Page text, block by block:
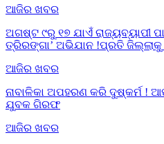
ଆଜିର ଖବର
ଅଗଷ୍ଟ ୯ରୁ ୧୭ ଯାଏଁ ରାଜ୍ୟବ୍ୟାପୀ
ତ୍ରିରଙ୍ଗା’ ଅଭିଯାନ !ପ୍ରତି
ଆଜିର ଖବର
ନାବାଳିକା ଅପହରଣ କରି ଦୁଷ୍କର୍ମ !
ଯୁବକ ଗିରଫ
ଆଜିର ଖବର